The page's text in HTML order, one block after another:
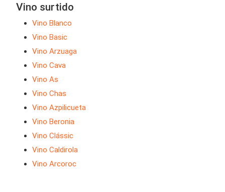
Vino surtido
Vino Blanco
Vino Basic
Vino Arzuaga
Vino Cava
Vino As
Vino Chas
Vino Azpilicueta
Vino Beronia
Vino Clássic
Vino Caldirola
Vino Arcoroc